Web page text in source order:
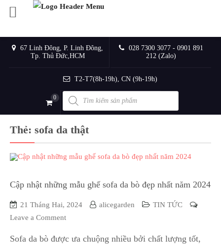
67 Linh Đông, P. Linh Đông,
Tp. Thủ Đức,HCM
028 7300 3077 - 0901 891
212 (Zalo)
T2-T7(8h-19h), CN (9h-19h)
0
Products
search
Thẻ: sofa da thật
Cập nhật những mẫu ghế sofa da bò đẹp nhất năm 2024
21 Tháng Hai, 2024 alicegarden
TIN TỨC
Leave a Commenton
nhật
Sofa da bò được ưa chuộng nhiều bởi chất lượng tốt,